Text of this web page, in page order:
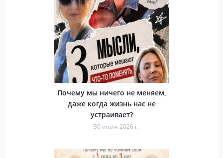
Почему мы ничего не меняем,
даже когда жизнь нас не
устраивает?
30 июля 2026 г.